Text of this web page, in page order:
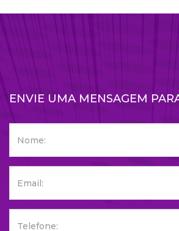
ENVIE UMA MENSAGEM